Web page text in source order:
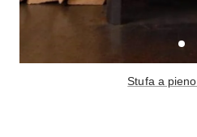
Giardino
Stufa a